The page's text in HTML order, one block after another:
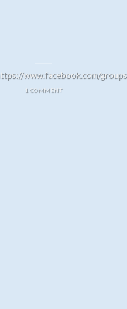
www.facebook.com/
1 COMMENT